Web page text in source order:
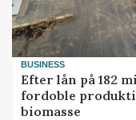
BUSINESS
Efter lån på 182
fordoble
biomasse